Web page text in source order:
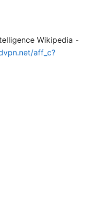
Wikipedia -
aff_c?